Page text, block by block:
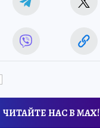
ЧИТАЙТЕ НАС В МАХ!